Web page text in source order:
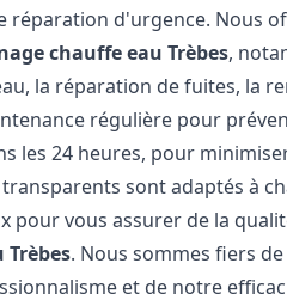
réparation d'urgence. Nous
chauffe eau Trèbes,
la réparation de fuites, la
régulière pour
les 24 heures, pour
sont adaptés à
pour vous assurer de la
Trèbes. Nous sommes fiers
et de notre